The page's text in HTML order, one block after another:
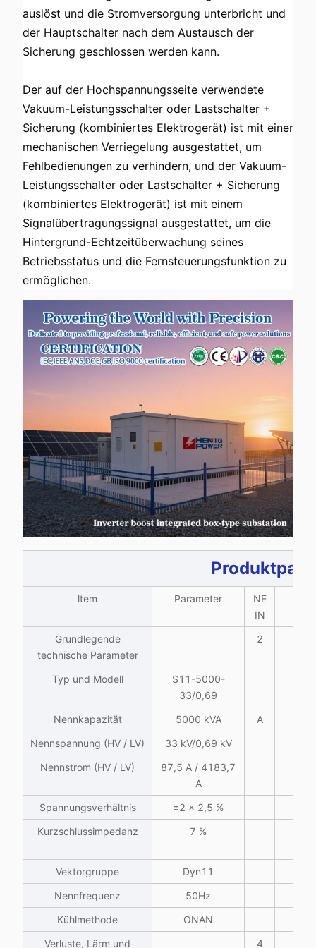
auslöst und die Stromversorgung unterbricht und
der Hauptschalter nach dem Austausch der
Sicherung geschlossen werden kann.
Der auf der Hochspannungsseite verwendete
Vakuum-Leistungsschalter oder Lastschalter +
Sicherung (kombiniertes Elektrogerät) ist mit einer
mechanischen Verriegelung ausgestattet, um
Fehlbedienungen zu verhindern, und der Vakuum-
Leistungsschalter oder Lastschalter + Sicherung
(kombiniertes Elektrogerät) ist mit einem
Signalübertragungssignal ausgestattet, um die
Hintergrund-Echtzeitüberwachung seines
Betriebsstatus und die Fernsteuerungsfunktion zu
ermöglichen.
ltem Parameter
NE
IN
Grundlegende
technische Parameter
2
Typ und Modell
S11-5000-
33/0,69
Nennkapazität
5000 kVA A
Nennspannung (HV / LV)
33 kV/0,69 kV
Nennstrom (HV / LV)
87,5 A / 4183,7
A
Spannungsverhältnis
±2 × 2,5 %
Kurzschlussimpedanz
7 %
Vektorgruppe
Dyn11
Nennfrequenz
50Hz
Kühlmethode
ONAN
Verluste, Lärm und
4